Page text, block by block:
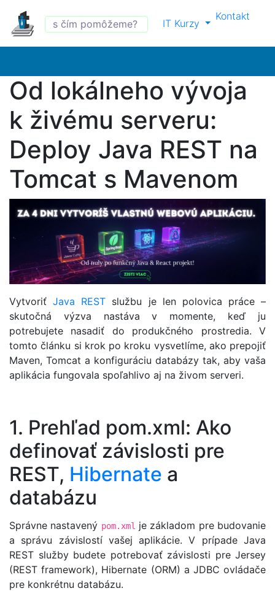
IT Kurzy
Kontakt
Od lokálneho vývoja
k živému serveru:
Deploy Java REST na
Tomcat s Mavenom
VytvoriťJava REST službu je len polovica práce –
skutočná výzva nastáva v momente, keď ju
potrebujete nasadiť do produkčného prostredia. V
tomto článku si krok po kroku vysvetlíme, ako prepojiť
Maven, Tomcat a konfiguráciu databázy tak, aby vaša
aplikácia fungovala spoľahlivo aj na živom serveri.
1. Prehľad pom.xml: Ako
definovať závislosti pre
REST, Hibernate a
databázu
Správne nastavený pom.xml je základom pre budovanie
a správu závislostí vašej aplikácie. V prípade Java
REST služby budete potrebovať závislosti pre Jersey
(REST framework), Hibernate (ORM) a JDBC ovládače
pre konkrétnu databázu.